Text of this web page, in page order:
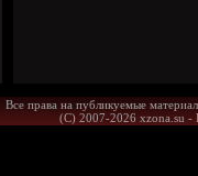
Все права на публикуемые
(С) 2007-2026 xzona.su -